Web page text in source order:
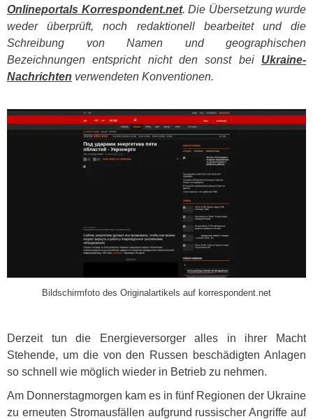
Onlineportals Korrespondent.net. Die Übersetzung wurde
weder überprüft, noch redaktionell bearbeitet und die
Schreibung von Namen und geographischen
Bezeichnungen entspricht nicht den sonst bei Ukraine-
Nachrichten verwendeten Konventionen.
Bildschirmfoto des Originalartikels auf korrespondent.net
Derzeit tun die Energieversorger alles in ihrer Macht
Stehende, um die von den Russen beschädigten Anlagen
so schnell wie möglich wieder in Betrieb zu nehmen.
Am Donnerstagmorgen kam es in fünf Regionen der Ukraine
zu erneuten Stromausfällen aufgrund russischer Angriffe auf